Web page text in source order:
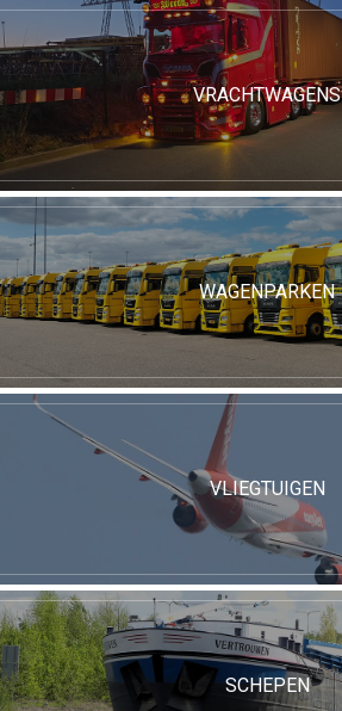
VRACHTWAGENS
WAGENPARKEN
VLIEGTUIGEN
SCHEPEN